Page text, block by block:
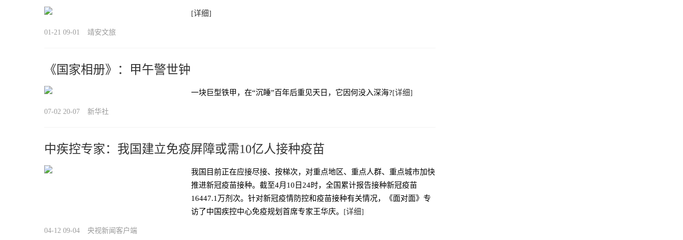
[详细]
01-21 09-01 靖安文旅
《国家相册》：甲午警世钟
一块巨型铁甲，在“沉睡”百年后重见天日，它因何没入深海?[详细]
07-02 20-07 新华社
中疾控专家：我国建立免疫屏障或需10亿人接种疫苗
我国目前正在应接尽接、按梯次，对重点地区、重点人群、重点城市加快
推进新冠疫苗接种。截至4月10日24时，全国累计报告接种新冠疫苗
16447.1万剂次。针对新冠疫情防控和疫苗接种有关情况，《面对面》专
访了中国疾控中心免疫规划首席专家王华庆。 [详细]
04-12 09-04 央视新闻客户端